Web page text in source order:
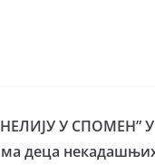
У СПОМЕН” У
деца